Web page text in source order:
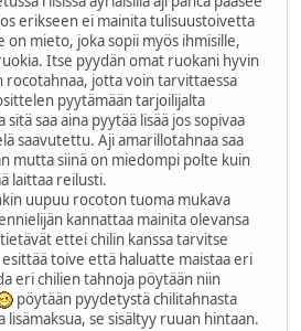
erikseen ei mainita tulisuustoivetta
on mieto, joka sopii myös ihmisille,
Itse pyydän omat ruokani hyvin
rocotahnaa, jotta voin tarvittaessa
pyytämään tarjoilijalta
saa aina pyytää lisää jos sopivaa
saavutettu. Aji amarillotahnaa saa
mutta siinä on miedompi polte kuin
laittaa reilusti.
uupuu rocoton tuoma mukava
kannattaa mainita olevansa
ettei chilin kanssa tarvitse
toive että haluatte maistaa eri
eri chilien tahnoja pöytään niin
pöytään pyydetystä chilitahnasta
se sisältyy ruuan hintaan.